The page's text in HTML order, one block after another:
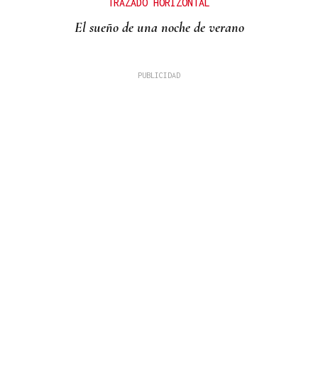
TRAZADO HORIZONTAL
El sueño de una noche de verano